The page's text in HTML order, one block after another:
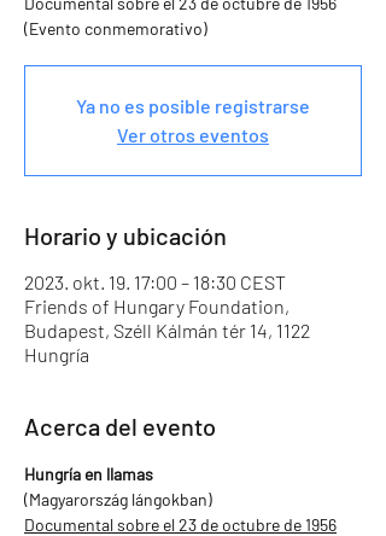
(Evento conmemorativo)
Ya no es posible registrarse
Ver otros eventos
Horario y ubicación
2023. okt. 19. 17:00 – 18:30 CEST
Friends of Hungary Foundation,
Budapest, Széll Kálmán tér 14, 1122
Hungría
Acerca del evento
Hungría en llamas
(Magyarország lángokban)
Documental sobre el 23 de octubre de 1956